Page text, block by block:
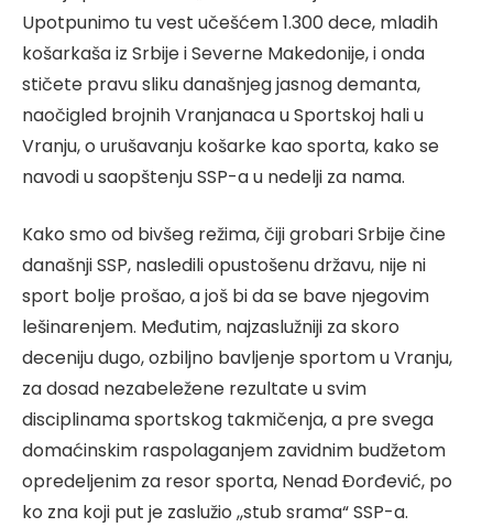
Upotpunimo tu vest učešćem 1.300 dece, mladih
košarkaša iz Srbije i Severne Makedonije, i onda
stičete pravu sliku današnjeg jasnog demanta,
naočigled brojnih Vranjanaca u Sportskoj hali u
Vranju, o urušavanju košarke kao sporta, kako se
navodi u saopštenju SSP-a u nedelji za nama.
Kako smo od bivšeg režima, čiji grobari Srbije čine
današnji SSP, nasledili opustošenu državu, nije ni
sport bolje prošao, a još bi da se bave njegovim
lešinarenjem. Međutim, najzaslužniji za skoro
deceniju dugo, ozbiljno bavljenje sportom u Vranju,
za dosad nezabeležene rezultate u svim
disciplinama sportskog takmičenja, a pre svega
domaćinskim raspolaganjem zavidnim budžetom
opredeljenim za resor sporta, Nenad Đorđević, po
ko zna koji put je zaslužio ,,stub srama“ SSP-a.